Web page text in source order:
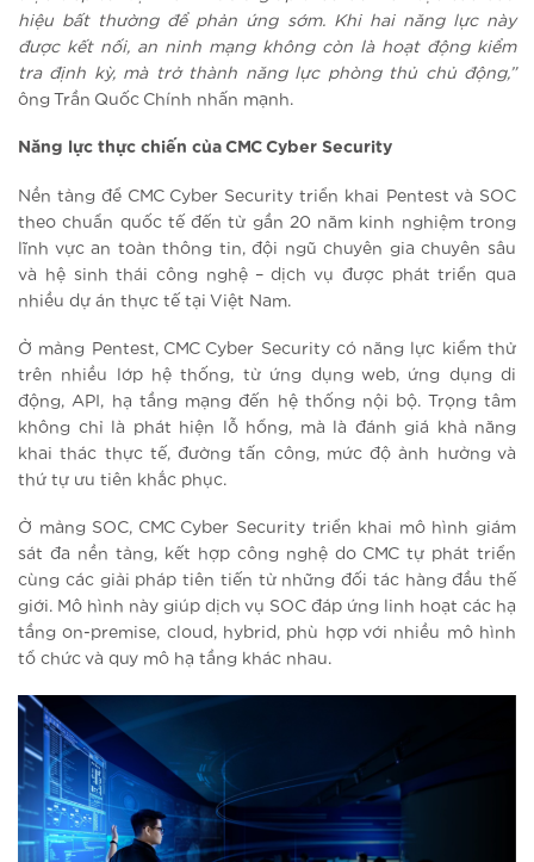
hiệu bất thường để phản ứng sớm. Khi hai năng lực này
được kết nối, an ninh mạng không còn là hoạt động kiểm
tra định kỳ, mà trở thành năng lực phòng thủ chủ động,”
ông Trần Quốc Chính nhấn mạnh.
Năng lực thực chiến của CMC Cyber Security
Nền tảng để CMC Cyber Security triển khai Pentest và SOC
theo chuẩn quốc tế đến từ gần 20 năm kinh nghiệm trong
lĩnh vực an toàn thông tin, đội ngũ chuyên gia chuyên sâu
và hệ sinh thái công nghệ – dịch vụ được phát triển qua
nhiều dự án thực tế tại Việt Nam.
Ở mảng Pentest, CMC Cyber Security có năng lực kiểm thử
trên nhiều lớp hệ thống, từ ứng dụng web, ứng dụng di
động, API, hạ tầng mạng đến hệ thống nội bộ. Trọng tâm
không chỉ là phát hiện lỗ hổng, mà là đánh giá khả năng
khai thác thực tế, đường tấn công, mức độ ảnh hưởng và
thứ tự ưu tiên khắc phục.
Ở mảng SOC, CMC Cyber Security triển khai mô hình giám
sát đa nền tảng, kết hợp công nghệ do CMC tự phát triển
cùng các giải pháp tiên tiến từ những đối tác hàng đầu thế
giới. Mô hình này giúp dịch vụ SOC đáp ứng linh hoạt các hạ
tầng on-premise, cloud, hybrid, phù hợp với nhiều mô hình
tổ chức và quy mô hạ tầng khác nhau.